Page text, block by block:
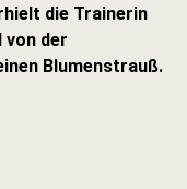
die Trainerin
von der
Blumenstrauß.